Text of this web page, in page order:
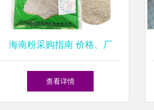
海南粉采购指南 价格、厂
家、供应及批发渠道解析
查看详情